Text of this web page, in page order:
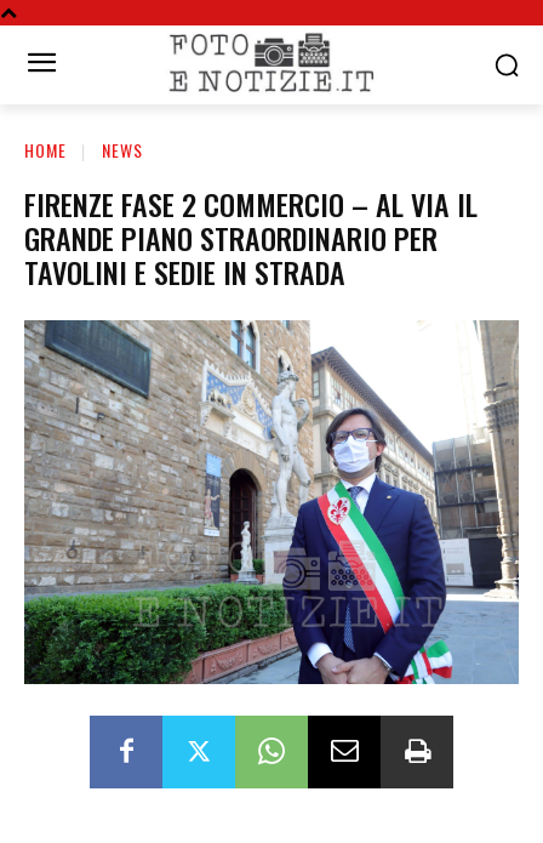
HOME NEWS
FIRENZE FASE 2 COMMERCIO – AL VIA IL
GRANDE PIANO STRAORDINARIO PER
TAVOLINI E SEDIE IN STRADA